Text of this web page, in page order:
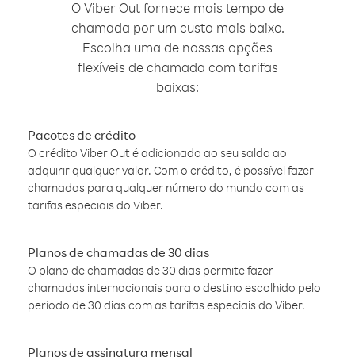
O Viber Out fornece mais tempo de
chamada por um custo mais baixo.
Escolha uma de nossas opções
flexíveis de chamada com tarifas
baixas:
Pacotes de crédito
O crédito Viber Out é adicionado ao seu saldo ao
adquirir qualquer valor. Com o crédito, é possível fazer
chamadas para qualquer número do mundo com as
tarifas especiais do Viber.
Planos de chamadas de 30 dias
O plano de chamadas de 30 dias permite fazer
chamadas internacionais para o destino escolhido pelo
período de 30 dias com as tarifas especiais do Viber.
Planos de assinatura mensal